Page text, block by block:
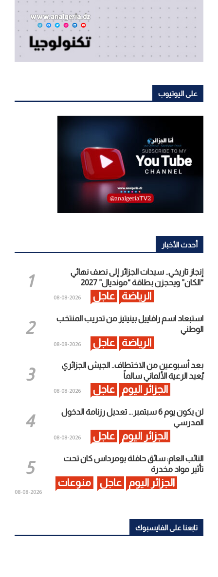
على اليوتيوب
أحدث الأخبار
إنجاز تاريخي.. سيدات الجزائر إلى نصف نهائي
“الكان” ويحجزن بطاقة “مونديال” 2027
الرياضة عاجل 2026-08-08
استبعاد اسم رافاييل بينيتيز من تدريب المنتخب
الوطني
الرياضة عاجل 2026-08-08
بعد أسبوعين من الاختطاف.. الجيش الجزائري
يُعيد الرعية الألماني سالماً
الجزائر اليوم عاجل 2026-08-08
لن يكون يوم 6 سبتمبر… تعديل رزنامة الدخول
المدرسي
الجزائر اليوم عاجل 2026-08-08
النائب العام: سائق حافلة بومرداس كان تحت
تأثير مواد مخدرة
الجزائر اليوم عاجل منوعات
2026-08-08
تابعنا على الفايسبوك